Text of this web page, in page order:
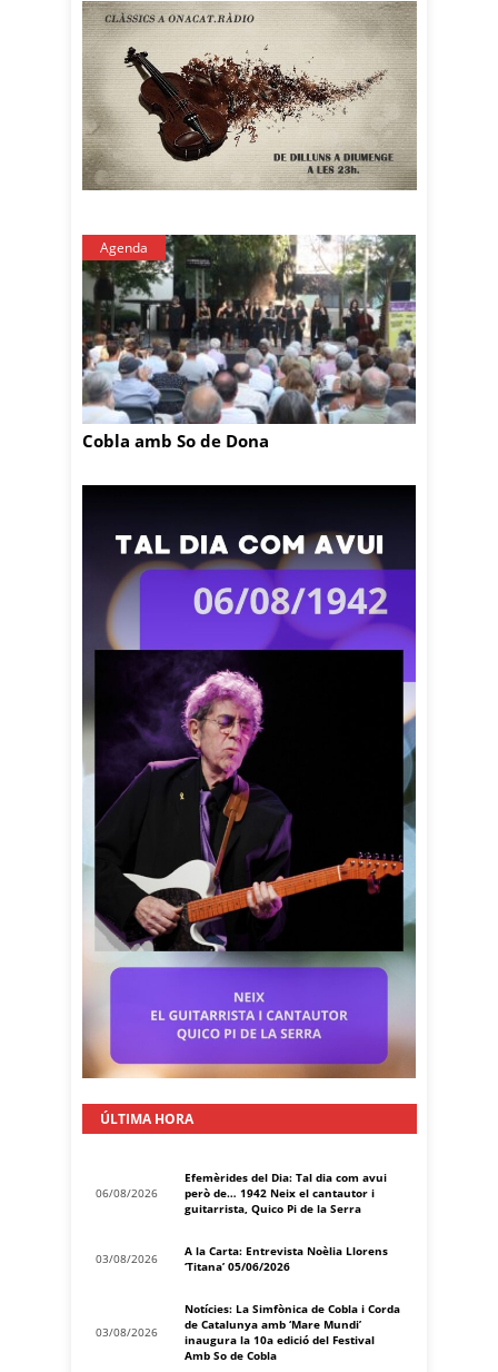
Agenda
Cobla amb So de Dona
ÚLTIMA HORA
06/08/2026
Efemèrides del Dia: Tal dia com avui
però de… 1942 Neix el cantautor i
guitarrista, Quico Pi de la Serra
03/08/2026
A la Carta: Entrevista Noèlia Llorens
‘Titana’ 05/06/2026
03/08/2026
Notícies: La Simfònica de Cobla i Corda
de Catalunya amb ‘Mare Mundi’
inaugura la 10a edició del Festival
Amb So de Cobla